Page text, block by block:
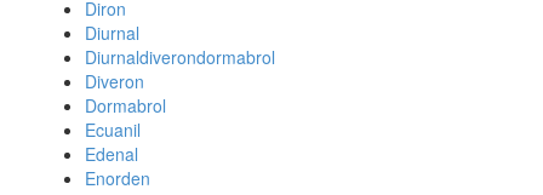
Diron
Diurnal
Diurnaldiverondormabrol
Diveron
Dormabrol
Ecuanil
Edenal
Enorden